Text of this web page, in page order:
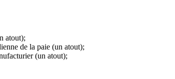
atout);
de la paie (un atout);
(un atout);